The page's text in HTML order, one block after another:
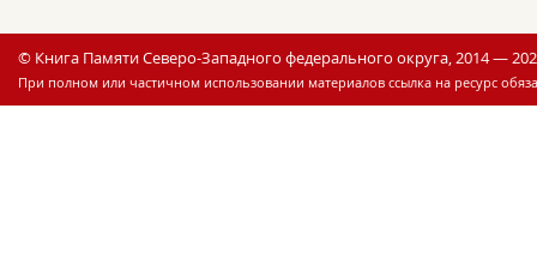
© Книга Памяти Северо-Западного федерального округа, 2014 —
При полном или частичном использовании материалов ссылка на ресурс